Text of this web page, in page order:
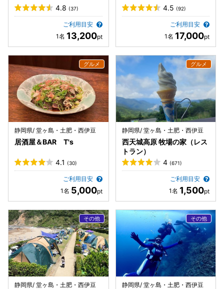
4.8 (37)
ご利用目安
13,200
4.5 (92)
ご利用目安
17,000
静岡県/ 堂ヶ島・土肥・西伊豆
居酒屋＆BAR T's
4.1 (30)
ご利用目安
5,000
静岡県/ 堂ヶ島・土肥・西伊豆
西天城高原 牧場の家（レス
トラン）
4 (671)
ご利用目安
1,500
静岡県/ 堂ヶ島・土肥・西伊豆 静岡県/ 堂ヶ島・土肥・西伊豆